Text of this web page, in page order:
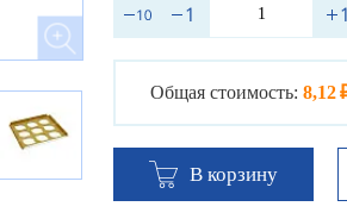
Общая стоимость: 8,12
В корзину